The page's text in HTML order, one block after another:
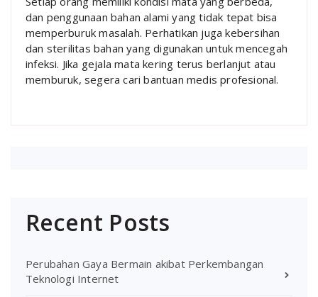
dan penggunaan bahan alami yang tidak tepat bisa
memperburuk masalah. Perhatikan juga kebersihan
dan sterilitas bahan yang digunakan untuk mencegah
infeksi. Jika gejala mata kering terus berlanjut atau
memburuk, segera cari bantuan medis profesional.
Recent Posts
Perubahan Gaya Bermain akibat Perkembangan
Teknologi Internet